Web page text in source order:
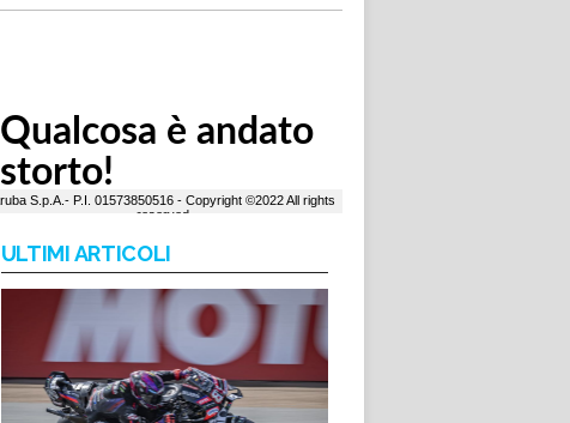
ULTIMI ARTICOLI